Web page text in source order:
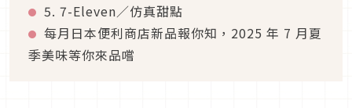
5. 7-Eleven／仿真甜點
每月日本便利商店新品報你知，2025 年 7 月夏
季美味等你來品嚐